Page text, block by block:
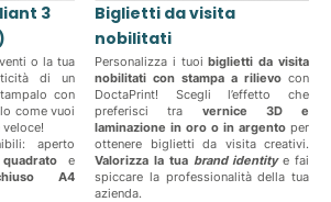
3
o la tua
di un
con
come vuoi
aperto
e
A4
Biglietti da visita
nobilitati
Personalizza i tuoibiglietti da visita
nobilitati con stampa a rilievo con
DoctaPrint! Scegli l’effetto che
preferisci tra vernice 3D e
laminazione in oro o in argento per
ottenere biglietti da visita creativi.
Valorizza la tua brand identitye fai
spiccare la professionalità della tua
azienda.